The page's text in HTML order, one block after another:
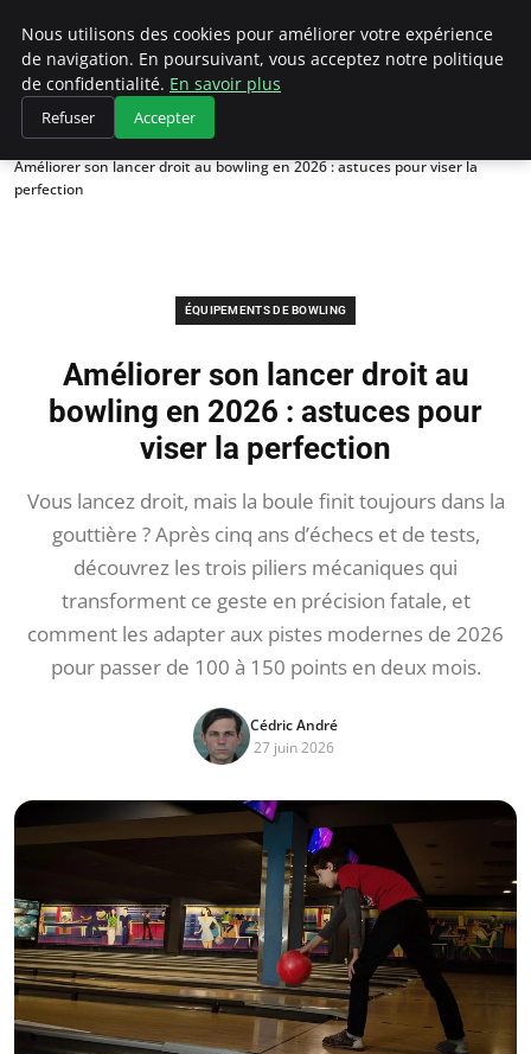
Bowling La Rosiere
Accueil
Équipements de Bowling
Améliorer son lancer droit au bowling en 2026 : astuces pour viser la
perfection
ÉQUIPEMENTS DE BOWLING
Améliorer son lancer droit au
bowling en 2026 : astuces pour
viser la perfection
Vous lancez droit, mais la boule finit toujours dans la
gouttière ? Après cinq ans d’échecs et de tests,
découvrez les trois piliers mécaniques qui
transforment ce geste en précision fatale, et
comment les adapter aux pistes modernes de 2026
pour passer de 100 à 150 points en deux mois.
Cédric André
27 juin 2026
Nous utilisons des cookies pour améliorer votre expérience
de navigation. En poursuivant, vous acceptez notre politique
de confidentialité. En savoir plus
Refuser Accepter